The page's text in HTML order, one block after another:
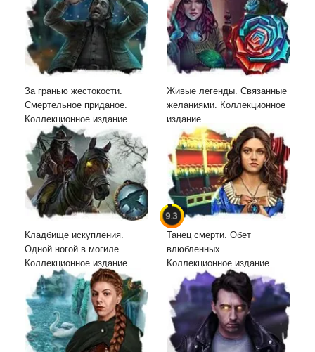
За гранью жестокости.
Смертельное приданое.
Коллекционное издание
Живые легенды. Связанные
желаниями. Коллекционное
издание
Кладбище искупления.
Одной ногой в могиле.
Коллекционное издание
9.3
Танец смерти. Обет
влюбленных.
Коллекционное издание